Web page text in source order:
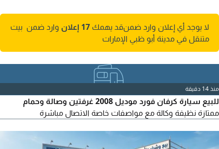
لا يوجد أي إعلان وارد ضمنقد يهمك 17 إعلان
وارد ضمن بيت
متنقل في مدينة أبو ظبي الإمارات
منذ 14 دقيقة
للبيع سيارة كرفان فورد موديل 2008 غرفتين وصالة وحمام
ممتازة نظيفة وكالة مع مواصفات خاصة الاتصال مباشرة